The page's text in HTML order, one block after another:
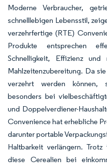
Moderne Verbraucher,
schnelllebigen Lebensstil,
verzehrfertige (RTE)
Produkte entsprechen
Schnelligkeit, Effizienz
Mahlzeitenzubereitung. Da
verzehrt werden können,
besonders bei
und Doppelverdiener-
Convenience hat erhebliche
darunter portable
Haltbarkeit verlängern.
diese Cerealien bei